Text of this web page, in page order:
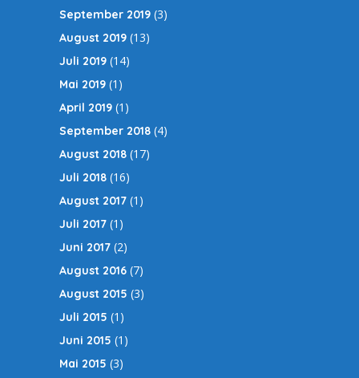
September 2019 (3)
August 2019 (13)
Juli 2019 (14)
Mai 2019 (1)
April 2019 (1)
September 2018 (4)
August 2018 (17)
Juli 2018 (16)
August 2017 (1)
Juli 2017 (1)
Juni 2017 (2)
August 2016 (7)
August 2015 (3)
Juli 2015 (1)
Juni 2015 (1)
Mai 2015 (3)